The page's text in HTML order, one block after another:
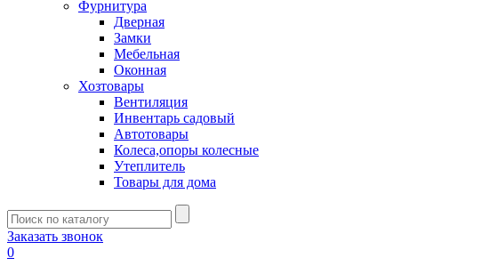
Фурнитура
Дверная
Замки
Мебельная
Оконная
Хозтовары
Вентиляция
Инвентарь садовый
Автотовары
Колеса,опоры колесные
Утеплитель
Товары для дома
Заказать звонок
0